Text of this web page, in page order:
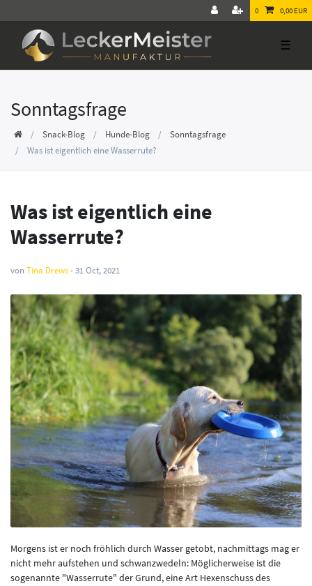
0 0,00 EUR
☰
Sonntagsfrage
Snack-Blog Hunde-Blog
Sonntagsfrage
Was ist eigentlich eine Wasserrute?
Was ist eigentlich eine
Wasserrute?
von Tina Drews-31 Oct, 2021
Morgens ist er noch fröhlich durch Wasser getobt, nachmittags mag er
nicht mehr aufstehen und schwanzwedeln: Möglicherweise ist die
sogenannte "Wasserrute" der Grund, eine Art Hexenschuss des